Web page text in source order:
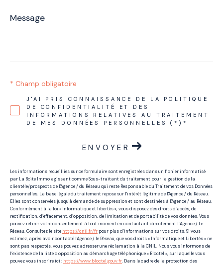
Message
*
J'AI PRIS CONNAISSANCE DE LA POLITIQUE
DE CONFIDENTIALITÉ ET DES
INFORMATIONS RELATIVES AU TRAITEMENT
DE MES DONNÉES PERSONNELLES (*)*
* Champ obligatoire
ENVOYER
Les informations recueillies sur ce formulaire sont enregistrées dans un fichier informatisé
par La Boite Immo agissant comme Sous-traitant du traitement pour la gestion de la
clientèle/prospects de l'Agence / du Réseau qui reste Responsable du Traitement de vos Données
personnelles. La base légale du traitement repose sur l'intérêt légitime de l'Agence / du Réseau.
Elles sont conservées jusqu'à demande de suppression et sont destinées à l'Agence / au Réseau.
Conformément à la loi « informatique et libertés », vous disposez des droits d’accès, de
rectification, d’effacement, d’opposition, de limitation et de portabilité de vos données. Vous
pouvez retirer votre consentement à tout moment en contactant directement l’Agence / Le
Réseau. Consultez le site https://cnil.fr/fr pour plus d’informations sur vos droits. Si vous
estimez, après avoir contacté l'Agence / le Réseau, que vos droits « Informatique et Libertés » ne
sont pas respectés, vous pouvez adresser une réclamation à la CNIL. Nous vous informons de
l’existence de la liste d'opposition au démarchage téléphonique « Bloctel », sur laquelle vous
pouvez vous inscrire ici : https://www.bloctel.gouv.fr. Dans le cadre de la protection des